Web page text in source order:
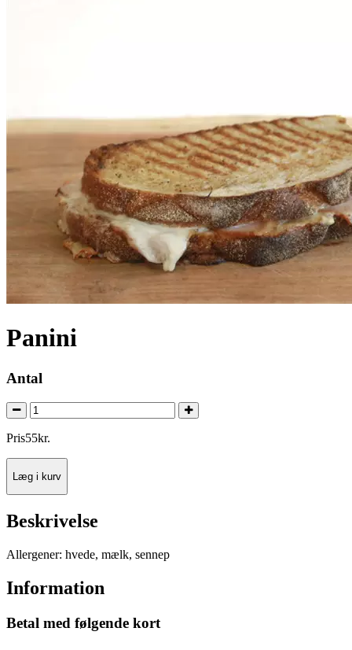
Panini
Antal
Pris55kr.
Læg i kurv
Beskrivelse
Allergener: hvede, mælk, sennep
Information
Betal med følgende kort